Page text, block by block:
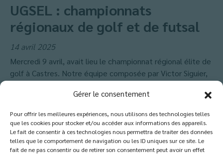
Gérer le consentement
Pour offrir les meilleures expériences, nous utilisons des technologies telles
que les cookies pour stocker et/ou accéder aux informations des appareils.
Le fait de consentir à ces technologies nous permettra de traiter des données
telles que le comportement de navigation ou les ID uniques sur ce site. Le
fait de ne pas consentir ou de retirer son consentement peut avoir un effet
UGSEL : championnats
régionaux de golf et de futsal
14 avril 2025
Mercredi 9 avril, avait lieu le championnat régional élite de
golf à Castres. Notre équipe composée par Victor Siguier,
1 2 3 … 5 Suivant »